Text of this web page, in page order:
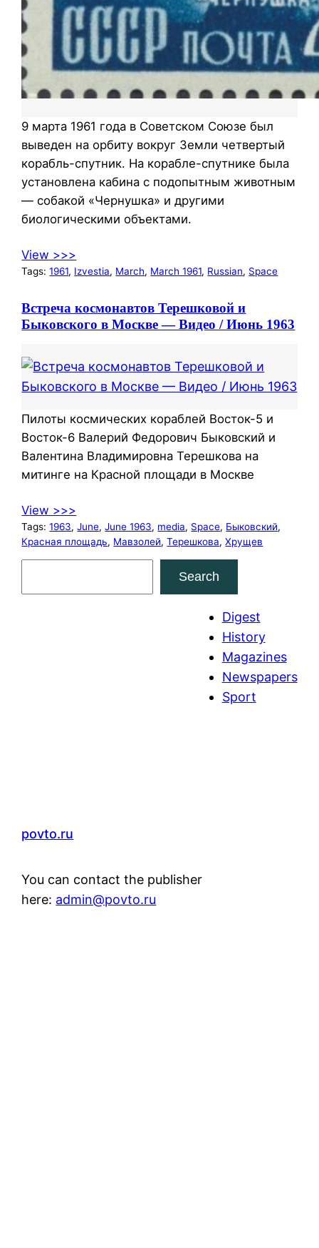
9 марта 1961 года в Советском Союзе был
выведен на орбиту вокруг Земли четвертый
корабль-спутник. На корабле-спутнике была
установлена кабина с подопытным животным
— собакой «Чернушка» и другими
биологическими объектами.
View >>>
Tags:1961, Izvestia, March, March 1961, Russian, Space
Встреча космонавтов Терешковой и
Быковского в Москве — Видео / Июнь 1963
Пилоты космических кораблей Восток-5 и
Восток-6 Валерий Федорович Быковский и
Валентина Владимировна Терешкова на
митинге на Красной площади в Москве
View >>>
Tags:1963, June, June 1963, media, Space, Быковский
Красная площадь, Мавзолей, Терешкова, Хрущев
Search
Digest
History
Magazines
Newspapers
Sport
povto.ru
You can contact the publisher
here: admin@povto.ru